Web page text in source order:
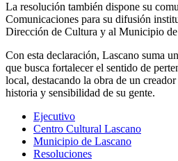
La resolución también dispone su
Comunicaciones para su difusión
Dirección de Cultura y al Municipio de
Con esta declaración, Lascano suma
que busca fortalecer el sentido de
local, destacando la obra de un
historia y sensibilidad de su gente.
Ejecutivo
Centro Cultural Lascano
Municipio de Lascano
Resoluciones